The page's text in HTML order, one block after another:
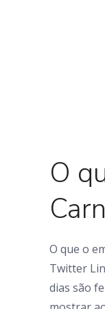
O
O que o
Twitter
dias são